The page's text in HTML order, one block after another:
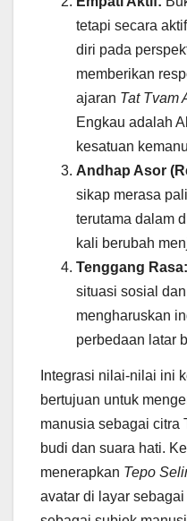
tetapi secara
diri pada
memberikan
ajaran Tat Tvam
Engkau adalah
kesatuan
Andhap Asor
sikap merasa
terutama dalam
kali berubah
Tenggang Rasa:
situasi sosial
mengharuskan
perbedaan latar
Integrasi nilai-nilai ini
bertujuan untuk
manusia sebagai citra
budi dan suara hati.
menerapkan Tepo
avatar di layar